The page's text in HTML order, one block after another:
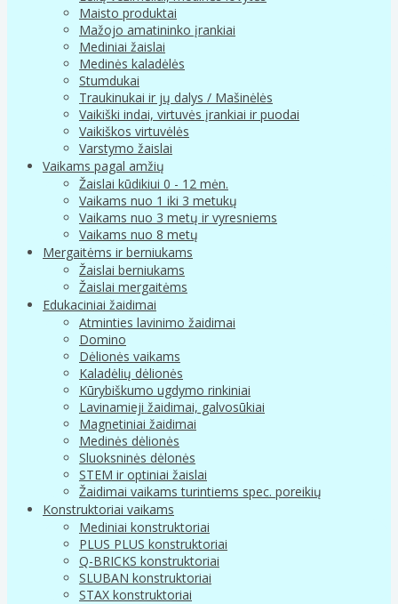
Maisto produktai
Mažojo amatininko įrankiai
Mediniai žaislai
Medinės kaladėlės
Stumdukai
Traukinukai ir jų dalys / Mašinėlės
Vaikiški indai, virtuvės įrankiai ir puodai
Vaikiškos virtuvėlės
Varstymo žaislai
Vaikams pagal amžių
Žaislai kūdikiui 0 - 12 mėn.
Vaikams nuo 1 iki 3 metukų
Vaikams nuo 3 metų ir vyresniems
Vaikams nuo 8 metų
Mergaitėms ir berniukams
Žaislai berniukams
Žaislai mergaitėms
Edukaciniai žaidimai
Atminties lavinimo žaidimai
Domino
Dėlionės vaikams
Kaladėlių dėlionės
Kūrybiškumo ugdymo rinkiniai
Lavinamieji žaidimai, galvosūkiai
Magnetiniai žaidimai
Medinės dėlionės
Sluoksninės dėlonės
STEM ir optiniai žaislai
Žaidimai vaikams turintiems spec. poreikių
Konstruktoriai vaikams
Mediniai konstruktoriai
PLUS PLUS konstruktoriai
Q-BRICKS konstruktoriai
SLUBAN konstruktoriai
STAX konstruktoriai